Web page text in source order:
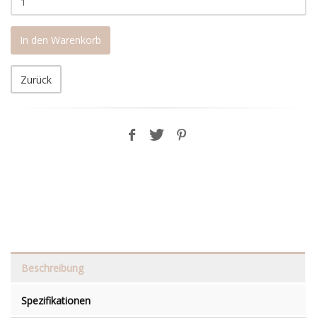
In den Warenkorb
Zurück
Beschreibung
Spezifikationen